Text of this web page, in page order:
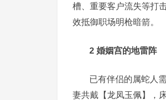
槽、重要客户流失等打
效抵御职场明枪暗箭。
2 婚姻宫的地雷阵
已有伴侣的属蛇人
妻共戴【龙凤玉佩】，